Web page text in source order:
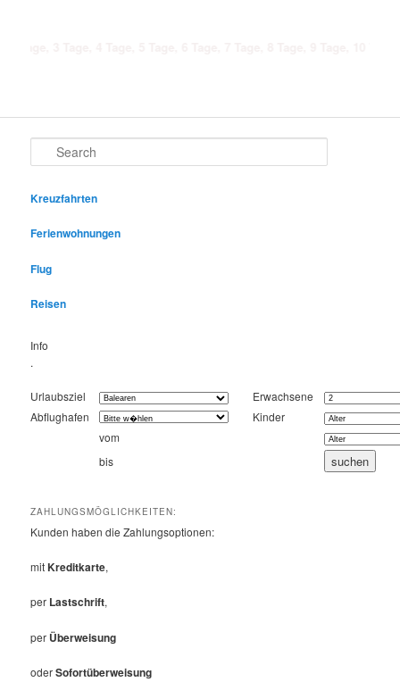
Search
Kreuzfahrten
Ferienwohnungen
Flug
Reisen
Info
.
Urlaubsziel
Erwachsene
Abflughafen
Kinder
vom
bis
ZAHLUNGSMÖGLICHKEITEN:
Kunden haben die Zahlungsoptionen:
mitKreditkarte,
per Lastschrift,
per Überweisung
oderSofortüberweisung